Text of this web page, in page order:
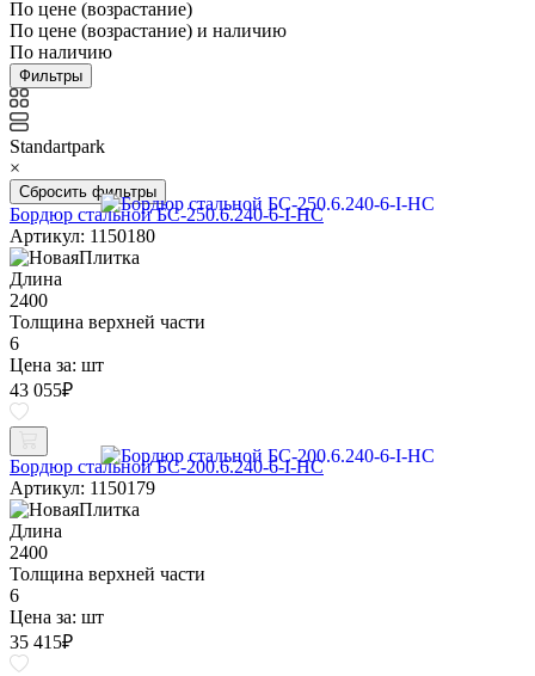
По цене (возрастание)
По цене (возрастание) и наличию
По наличию
Фильтры
Standartpark
×
Сбросить фильтры
Бордюр стальной БС-250.6.240-6-I-НС
Артикул: 1150180
Длина
2400
Толщина верхней части
6
Цена за: шт
43 055₽
Бордюр стальной БС-200.6.240-6-I-НС
Артикул: 1150179
Длина
2400
Толщина верхней части
6
Цена за: шт
35 415₽